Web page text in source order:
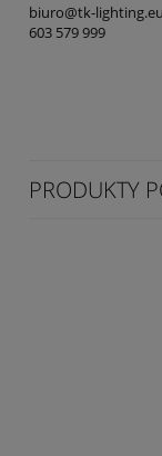
biuro@tk-lighting.eu
603 579 999
PRODUKTY